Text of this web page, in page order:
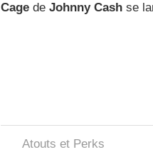
Cage de Johnny Cash se
Atouts et Perks